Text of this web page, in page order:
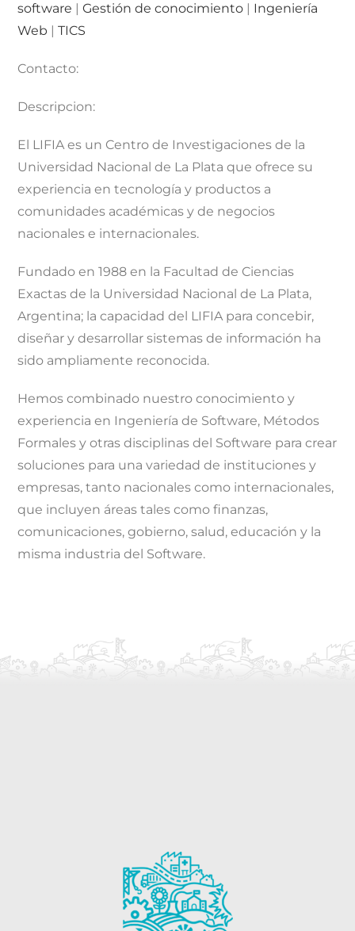
software |Gestión de conocimiento | Ingeniería
Web |TICS
Contacto:
Descripcion:
El LIFIA es un Centro de Investigaciones de la
Universidad Nacional de La Plata que ofrece su
experiencia en tecnología y productos a
comunidades académicas y de negocios
nacionales e internacionales.
Fundado en 1988 en la Facultad de Ciencias
Exactas de la Universidad Nacional de La Plata,
Argentina; la capacidad del LIFIA para concebir,
diseñar y desarrollar sistemas de información ha
sido ampliamente reconocida.
Hemos combinado nuestro conocimiento y
experiencia en Ingeniería de Software, Métodos
Formales y otras disciplinas del Software para crear
soluciones para una variedad de instituciones y
empresas, tanto nacionales como internacionales,
que incluyen áreas tales como finanzas,
comunicaciones, gobierno, salud, educación y la
misma industria del Software.